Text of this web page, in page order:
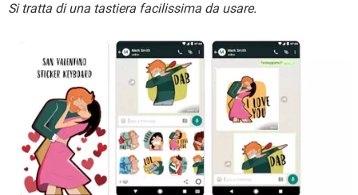
HARDWARE
Si tratta di una tastiera facilissima da usare.